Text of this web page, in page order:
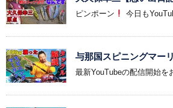
ピンポーン 今日も
与那国スピニングマー
最新YouTubeの配信開始を